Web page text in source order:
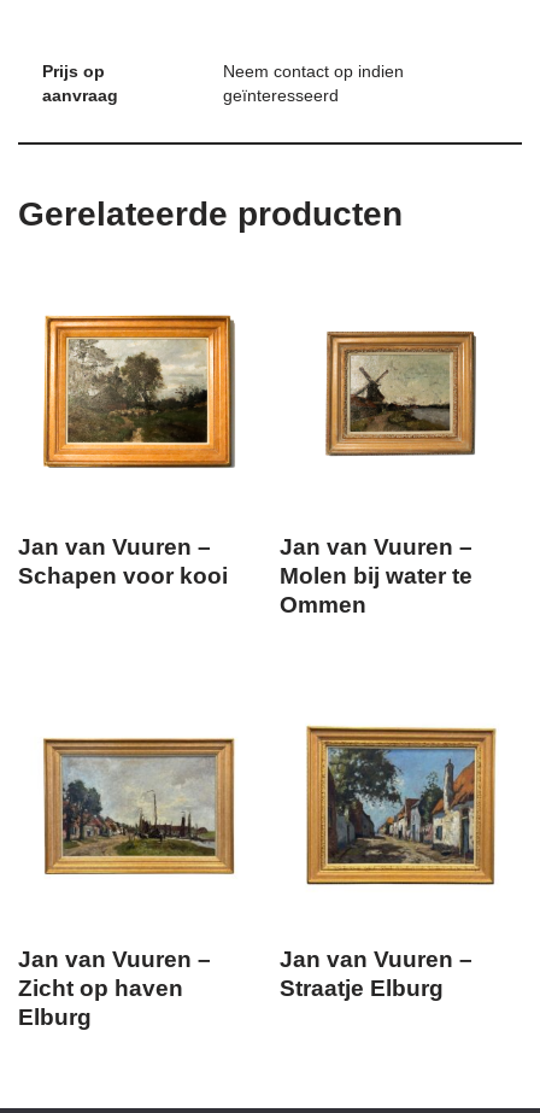
Prijs op
aanvraag
Neem contact op indien
geïnteresseerd
Gerelateerde producten
Jan van Vuuren –
Schapen voor kooi
Jan van Vuuren –
Molen bij water te
Ommen
Jan van Vuuren –
Zicht op haven
Elburg
Jan van Vuuren –
Straatje Elburg